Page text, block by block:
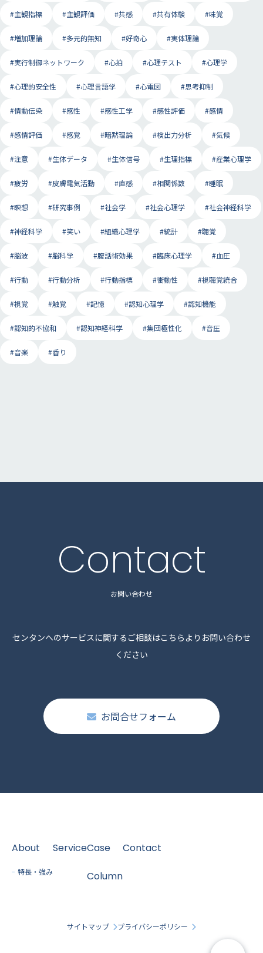
#主観指標 #主観評価 #共感 #共有体験 #味覚
#増加理論 #多元的無知 #好奇心 #実体理論
#実行制御ネットワーク #心拍 #心理テスト #心理学
#心理的安全性 #心理言語学 #心電図 #思考抑制
#情動伝染 #感性 #感性工学 #感性評価 #感情
#感情評価 #感覚 #暗黙理論 #検出力分析 #気候
#注意 #生体データ #生体信号 #生理指標 #産業心理学
#疲労 #皮膚電気活動 #直感 #相関係数 #睡眠
#瞑想 #研究事例 #社会学 #社会心理学 #社会神経科学
#神経科学 #笑い #組織心理学 #統計 #聴覚
#脳波 #脳科学 #腹話術効果 #臨床心理学 #血圧
#行動 #行動分析 #行動指標 #衝動性 #視聴覚統合
#視覚 #触覚 #記憶 #認知心理学 #認知機能
#認知的不協和 #認知神経科学 #集団極性化 #音圧
#音楽 #香り
Contact
お問い合わせ
センタンへのサービスに関するご相談はこちらよりお問い合わせ
ください
お問合せフォーム
About
特長・強み
ServiceCase
Column
Contact
サイトマップ プライバシーポリシー